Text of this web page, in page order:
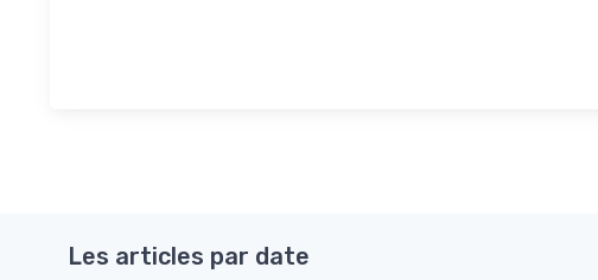
Les articles par date